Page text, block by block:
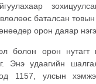
баталсан
орон даяар
болон орон нутагт
Энэ удаагийн
1157, улсын